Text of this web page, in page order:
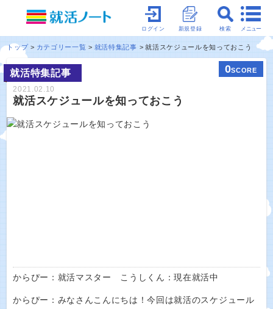
メニュー
検索
新規登録
ログイン
トップ カテゴリー一覧 就活特集記事 就活スケジュールを知っておこう
就活特集記事 0SCORE
2021.02.10
就活スケジュールを知っておこう
からぴー：就活マスター こうしくん：現在就活中
からぴー：みなさんこんにちは！今回は就活のスケジュール